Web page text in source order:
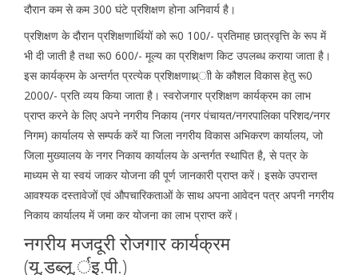
दौरान कम से कम 300 घंटे प्रशिक्षण होना अनिवार्य है।
प्रशिक्षण के दौरान प्रशिक्षणार्थियों को रू0 100/- प्रतिमाह छात्रवृत्ति के रूप में
भी दी जाती है तथा रू0 600/- मूल्य का प्रशिक्षण किट उपलब्ध कराया जाता है।
इस कार्यक्रम के अन्तर्गत प्रत्येक प्रशिक्षणाथ्र्ाी के कौशल विकास हेतु रू0
2000/- प्रति व्यय किया जाता है। स्वरोजगार प्रशिक्षण कार्यक्रम का लाभ
प्राप्त करने के लिए अपने नगरीय निकाय (नगर पंचायत/नगरपालिका परिशद/नगर
निगम) कार्यालय से सम्पर्क करें या जिला नगरीय विकास अभिकरण कार्यालय, जो
जिला मुख्यालय के नगर निकाय कार्यालय के अन्तर्गत स्थापित है, से पत्र के
माध्यम से या स्वयं जाकर योजना की पूर्ण जानकारी प्राप्त करें। इसके उपरान्त
आवश्यक दस्तावेजों एवं औपचारिकताओं के साथ अपना आवेदन पत्र अपनी नगरीय
निकाय कार्यालय में जमा कर योजना का लाभ प्राप्त करें।
नगरीय मजदूरी रोजगार कार्यक्रम
(यू.डब्लू.र्इ.पी.)